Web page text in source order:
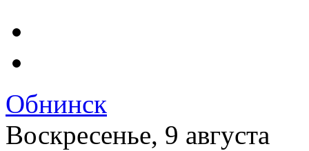
Обнинск
Воскресенье, 9 августа